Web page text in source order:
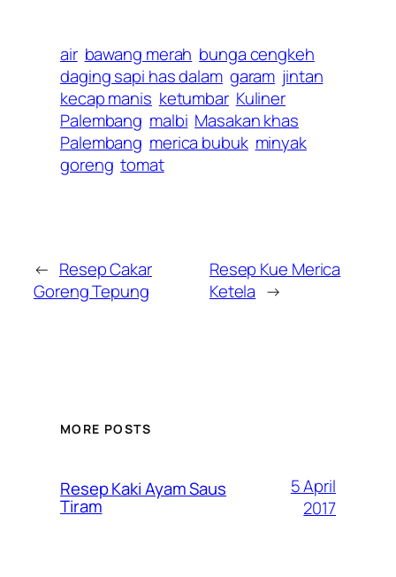
air bawang merah bunga cengkeh
daging sapi has dalam garam jintan
kecap manis ketumbar Kuliner
Palembang malbi Masakan khas
Palembang merica bubuk minyak
goreng tomat
← Resep Cakar
Goreng Tepung
Resep Kue Merica
Ketela →
MORE POSTS
Resep Kaki Ayam Saus
Tiram
5 April
2017